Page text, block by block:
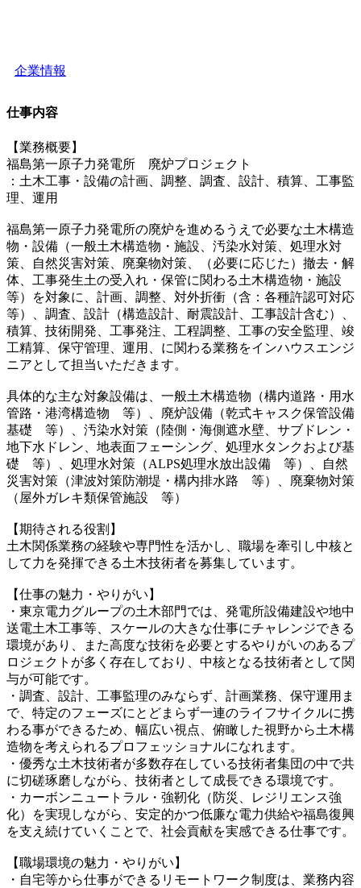
企業情報
仕事内容
【業務概要】
福島第一原子力発電所 廃炉プロジェクト
：土木工事・設備の計画、調整、調査、設計、積算、工事監
理、運用
福島第一原子力発電所の廃炉を進めるうえで必要な土木構造
物・設備（一般土木構造物・施設、汚染水対策、処理水対
策、自然災害対策、廃棄物対策、（必要に応じた）撤去・解
体、工事発生土の受入れ・保管に関わる土木構造物・施設
等）を対象に、計画、調整、対外折衝（含：各種許認可対応
等）、調査、設計（構造設計、耐震設計、工事設計含む）、
積算、技術開発、工事発注、工程調整、工事の安全監理、竣
工精算、保守管理、運用、に関わる業務をインハウスエンジ
ニアとして担当いただきます。
具体的な主な対象設備は、一般土木構造物（構内道路・用水
管路・港湾構造物 等）、廃炉設備（乾式キャスク保管設備
基礎 等）、汚染水対策（陸側・海側遮水壁、サブドレン・
地下水ドレン、地表面フェーシング、処理水タンクおよび基
礎 等）、処理水対策（ALPS処理水放出設備 等）、自然
災害対策（津波対策防潮堤・構内排水路 等）、廃棄物対策
（屋外ガレキ類保管施設 等）
【期待される役割】
土木関係業務の経験や専門性を活かし、職場を牽引し中核と
して力を発揮できる土木技術者を募集しています。
【仕事の魅力・やりがい】
・東京電力グループの土木部門では、発電所設備建設や地中
送電土木工事等、スケールの大きな仕事にチャレンジできる
環境があり、また高度な技術を必要とするやりがいのあるプ
ロジェクトが多く存在しており、中核となる技術者として関
与が可能です。
・調査、設計、工事監理のみならず、計画業務、保守運用ま
で、特定のフェーズにとどまらず一連のライフサイクルに携
わる事ができるため、幅広い視点、俯瞰した視野から土木構
造物を考えられるプロフェッショナルになれます。
・優秀な土木技術者が多数存在している技術者集団の中で共
に切磋琢磨しながら、技術者として成長できる環境です。
・カーボンニュートラル・強靭化（防災、レジリエンス強
化）を実現しながら、安定的かつ低廉な電力供給や福島復興
を支え続けていくことで、社会貢献を実感できる仕事です。
【職場環境の魅力・やりがい】
・自宅等から仕事ができるリモートワーク制度は、業務内容